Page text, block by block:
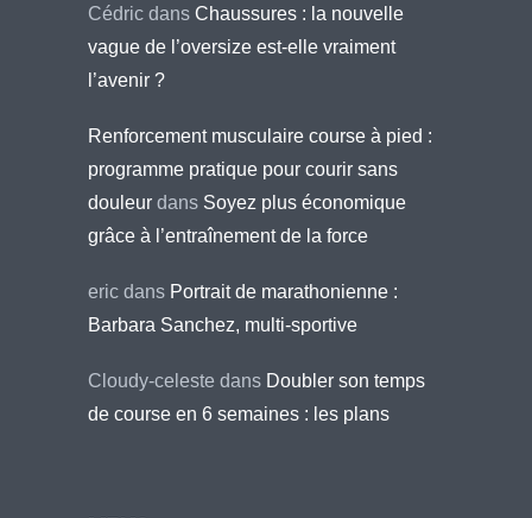
Cédric dans Chaussures : la nouvelle
vague de l’oversize est-elle vraiment
l’avenir ?
Renforcement musculaire course à pied :
programme pratique pour courir sans
douleur dans Soyez plus économique
grâce à l’entraînement de la force
eric dans Portrait de marathonienne :
Barbara Sanchez, multi-sportive
Cloudy-celeste dans Doubler son temps
de course en 6 semaines : les plans